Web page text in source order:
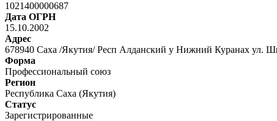
1021400000687
Дата ОГРН
15.10.2002
Адрес
678940 Саха /Якутия/ Респ Алданский у Нижний Куранах ул.
Форма
Профессиональный союз
Регион
Республика Саха (Якутия)
Статус
Зарегистрированные